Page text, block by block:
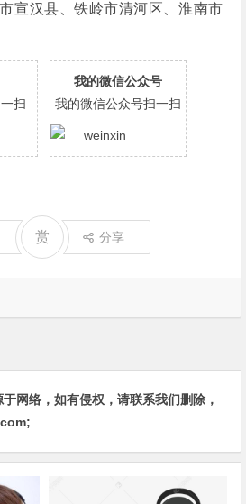
宣汉县、铁岭市清河区、淮南市
扫
我的微信公众号
我的微信公众号扫一扫
赏 分享
网络，如有侵权，请联系我们删除，